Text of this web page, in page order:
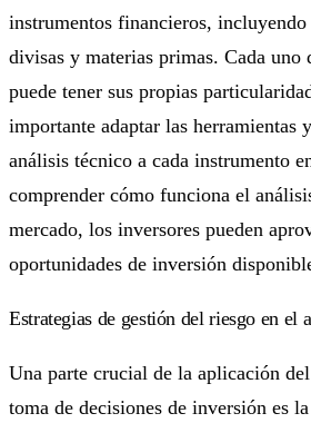
instrumentos financieros, incluyendo
divisas y materias primas. Cada uno
puede tener sus propias
importante adaptar las herramientas
análisis técnico a cada instrumento
comprender cómo funciona el
mercado, los inversores pueden
oportunidades de inversión
Estrategias de gestión del riesgo en el
Una parte crucial de la aplicación
toma de decisiones de inversión es